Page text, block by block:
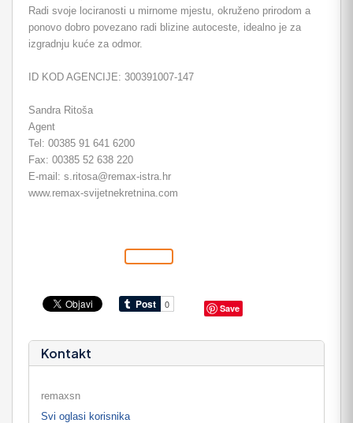
Radi svoje lociranosti u mirnome mjestu, okruženo prirodom a
ponovo dobro povezano radi blizine autoceste, idealno je za
izgradnju kuće za odmor.
ID KOD AGENCIJE: 300391007-147
Sandra Ritoša
Agent
Tel: 00385 91 641 6200
Fax: 00385 52 638 220
E-mail: s.ritosa@remax-istra.hr
www.remax-svijetnekretnina.com
Save
Kontakt
remaxsn
Svi oglasi korisnika